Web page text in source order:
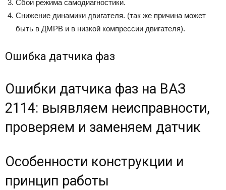
Сбои режима самодиагностики.
Снижение динамики двигателя. (так же причина может
быть в ДМРВ и в низкой компрессии двигателя).
Ошибка датчика фаз
Ошибки датчика фаз на ВАЗ
2114: выявляем неисправности,
проверяем и заменяем датчик
Особенности конструкции и
принцип работы